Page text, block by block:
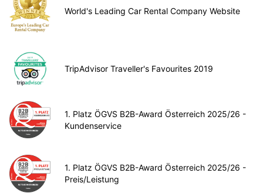
World's Leading Car Rental Company Website
TripAdvisor Traveller's Favourites 2019
1. Platz ÖGVS B2B-Award Österreich 2025/26 -
Kundenservice
1. Platz ÖGVS B2B-Award Österreich 2025/26 -
Preis/Leistung